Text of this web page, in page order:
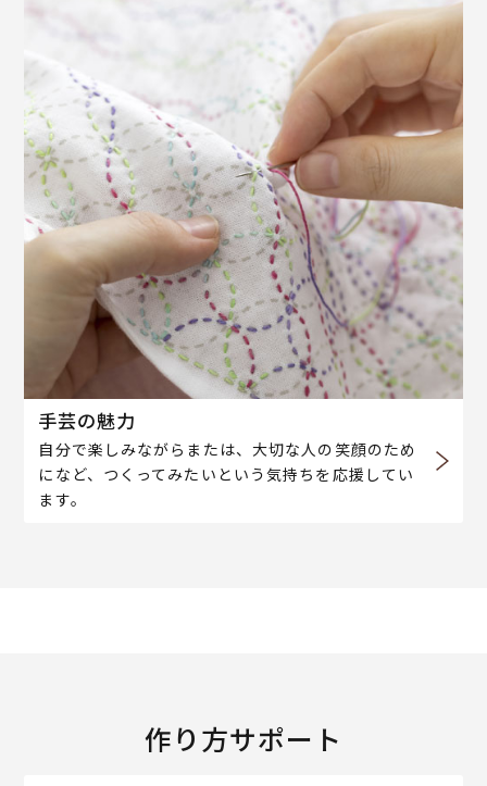
手芸の魅力
自分で楽しみながらまたは、大切な人の笑顔のため
になど、つくってみたいという気持ちを応援してい
ます。
作り方サポート